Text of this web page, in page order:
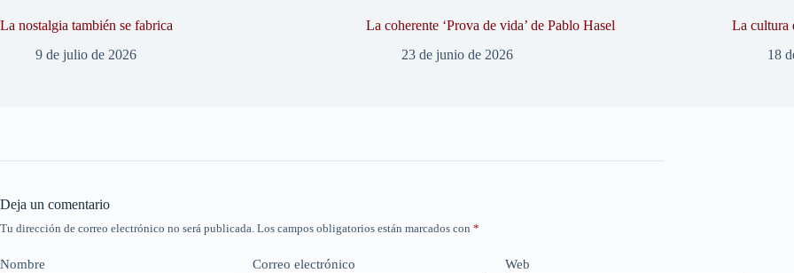
La nostalgia también se fabrica
9 de julio de 2026
La coherente ‘Prova de vida’ de Pablo Hasel
23 de junio de 2026
La cultura
18
Deja un comentario
Tu dirección de correo electrónico no será publicada. Los campos obligatorios están marcados con *
Nombre Correo electrónico Web